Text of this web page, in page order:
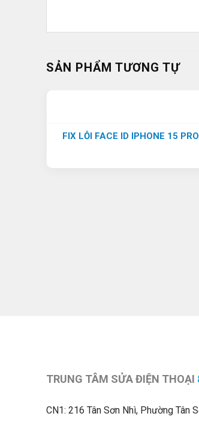
SẢN PHẨM TƯƠNG TỰ
FIX LỖI FACE ID IPHONE 15 PRO
TRUNG TÂM SỬA ĐIỆN THOẠI
CN1: 216 Tân Sơn Nhì, Phường Tân